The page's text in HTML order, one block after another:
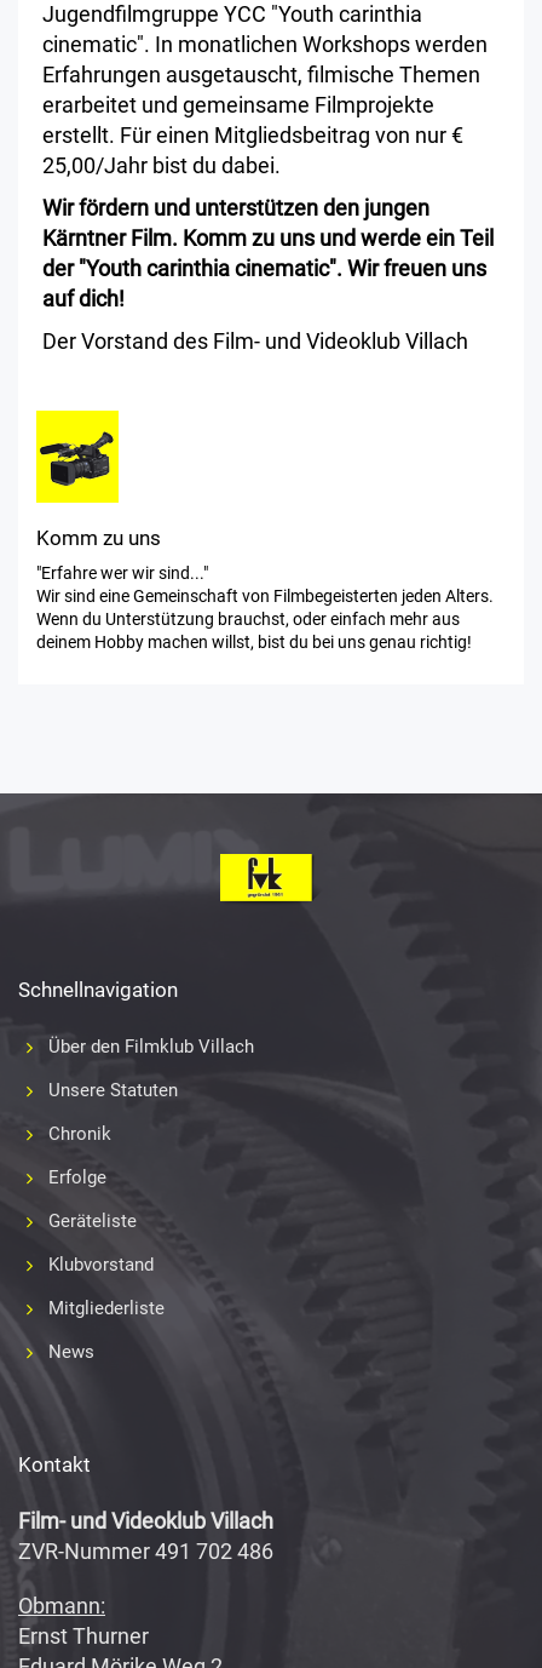
Jugendfilmgruppe YCC "Youth carinthia
cinematic". In monatlichen Workshops werden
Erfahrungen ausgetauscht, filmische Themen
erarbeitet und gemeinsame Filmprojekte
erstellt. Für einen Mitgliedsbeitrag von nur €
25,00/Jahr bist du dabei.
Wir fördern und unterstützen den jungen
Kärntner Film. Komm zu uns und werde ein Teil
der "Youth carinthia cinematic". Wir freuen uns
auf dich!
Der Vorstand des Film- und Videoklub Villach
Komm zu uns
"Erfahre wer wir sind..."
Wir sind eine Gemeinschaft von Filmbegeisterten jeden Alters.
Wenn du Unterstützung brauchst, oder einfach mehr aus
deinem Hobby machen willst, bist du bei uns genau richtig!
Schnellnavigation
Über den Filmklub Villach
Unsere Statuten
Chronik
Erfolge
Geräteliste
Klubvorstand
Mitgliederliste
News
Kontakt
Film- und Videoklub Villach
ZVR-Nummer 491 702 486
Obmann:
Ernst Thurner